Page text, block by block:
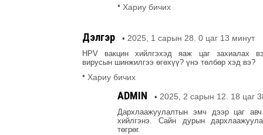
• Хариу бичих
Дэлгэр • 2025, 1 сарын 28. 0 цаг 13 минут
HPV вакцин хийлгэхэд яаж цаг захиалах
вирусын шинжилгээ өгөхүү? үнэ төлбөр хэд вэ?
• Хариу бичих
ADMIN • 2025, 2 сарын 12. 18 цаг
Дархлаажуулалтын эмч дээр цаг
хийлгэнэ. Сайн дурын
төгрөг.